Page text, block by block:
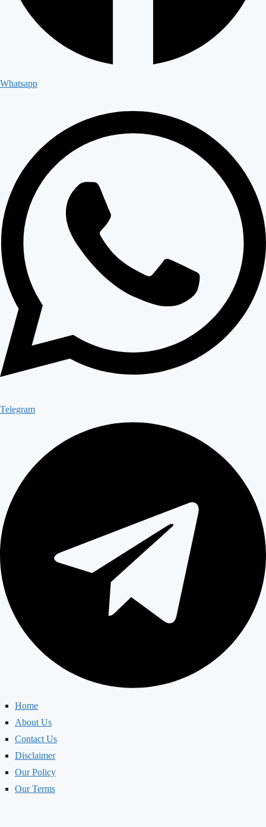
Whatsapp
Telegram
Home
About Us
Contact Us
Disclaimer
Our Policy
Our Terms